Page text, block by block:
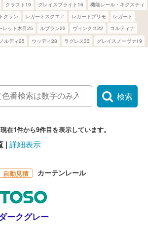
ノルディ25 ウッディ28 ラグレス33 グレイスノーヴァ19
レット木目25 ルブラン22 ヴィンクス22 コルティナ
グラン レガートスクエア レガートプリモ レガート
クラスト19 グレイスブライト16 機能レール・ネクスティ
検索
在1件から9件目を表示しています。
詳細表示
自動見積 カーテンレール
ークグレー